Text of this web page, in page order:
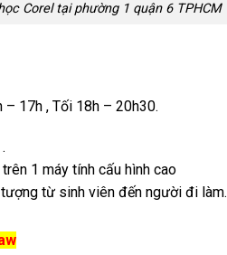
Corel tại phường 1 quận 6 TPHCM
– 17h , Tối 18h – 20h30.
1 máy tính cấu hình cao
từ sinh viên đến người đi làm.